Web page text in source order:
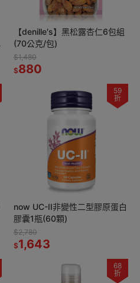
【denille′s】黑松露杏仁6包組
(70公克/包)
$1,480
$880
59
折
now UC-II非變性二型膠原蛋白
膠囊1瓶(60顆)
$2,780
$1,643
68
折